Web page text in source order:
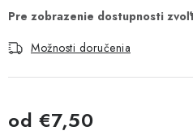
Možnosti doručenia
od €7,50